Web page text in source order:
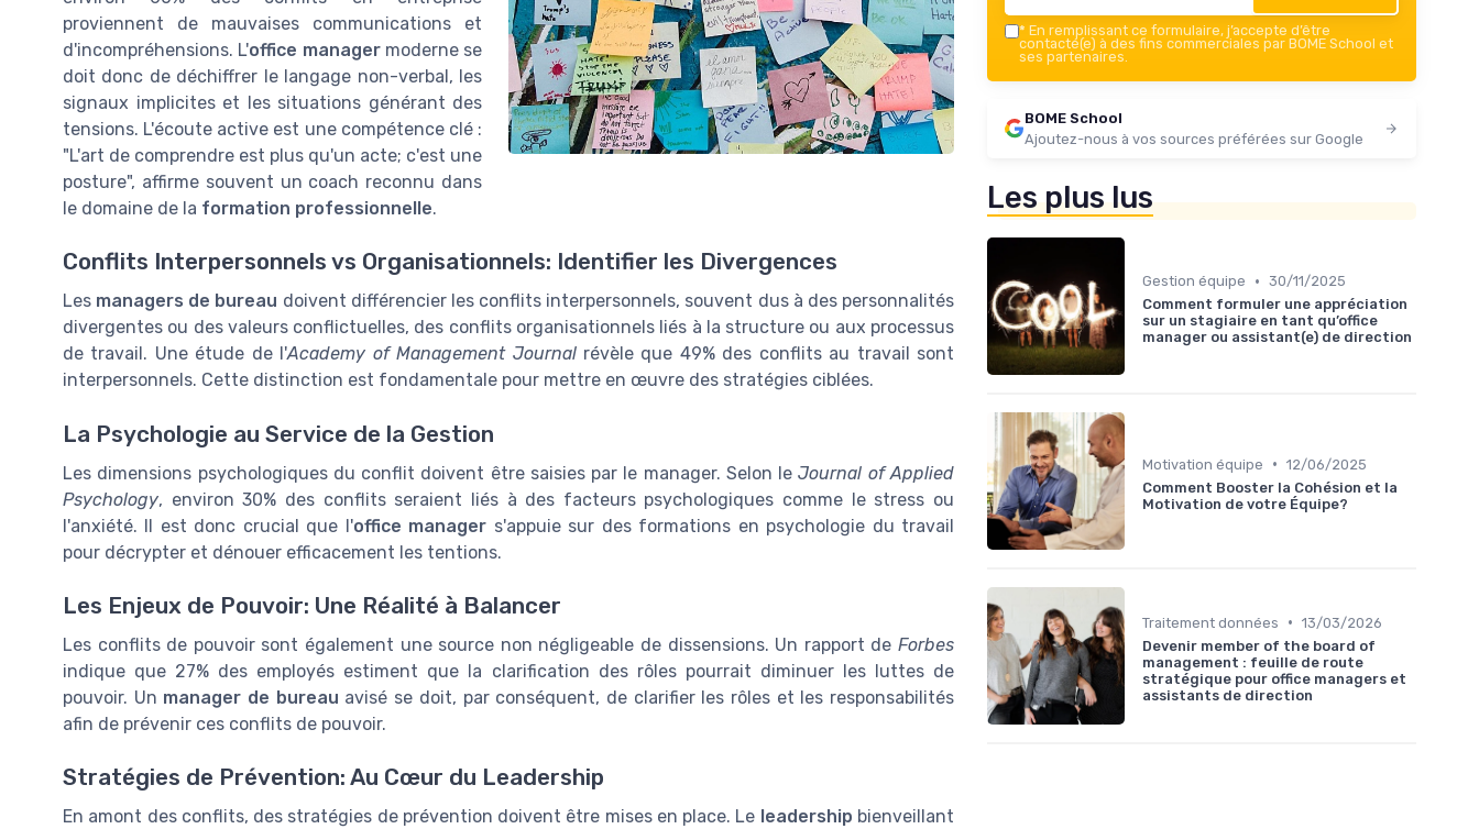
proviennent de mauvaises communications et
d'incompréhensions. L'office managermoderne se
doit donc de déchiffrer le langage non-verbal, les
signaux implicites et les situations générant des
tensions. L'écoute active est une compétence clé :
"L'art de comprendre est plus qu'un acte; c'est une
posture", affirme souvent un coach reconnu dans
le domaine de la formation professionnelle.
Conflits Interpersonnels vs Organisationnels: Identifier les Divergences
Les managers de bureau doivent différencier les conflits interpersonnels, souvent dus à des personnalités
divergentes ou des valeurs conflictuelles, des conflits organisationnels liés à la structure ou aux processus
de travail. Une étude de l'Academy of Management Journalrévèle que 49% des conflits au travail sont
interpersonnels. Cette distinction est fondamentale pour mettre en œuvre des stratégies ciblées.
La Psychologie au Service de la Gestion
Les dimensions psychologiques du conflit doivent être saisies par le manager. Selon leJournal of Applied
Psychology, environ 30% des conflits seraient liés à des facteurs psychologiques comme le stress ou
l'anxiété. Il est donc crucial que l'office manager s'appuie sur des formations en psychologie du travail
pour décrypter et dénouer efficacement les tentions.
Les Enjeux de Pouvoir: Une Réalité à Balancer
Les conflits de pouvoir sont également une source non négligeable de dissensions. Un rapport de Forbes
indique que 27% des employés estiment que la clarification des rôles pourrait diminuer les luttes de
pouvoir. Un manager de bureau avisé se doit, par conséquent, de clarifier les rôles et les responsabilités
afin de prévenir ces conflits de pouvoir.
Stratégies de Prévention: Au Cœur du Leadership
En amont des conflits, des stratégies de prévention doivent être mises en place. Le leadership bienveillant
* En remplissant ce formulaire, j’accepte d’être
contacté(e) à des fins commerciales par BOME School et
ses partenaires.
BOME School
Ajoutez-nous à vos sources préférées sur Google
Les plus lus
Gestion équipe • 30/11/2025
Comment formuler une appréciation
sur un stagiaire en tant qu’office
manager ou assistant(e) de direction
Motivation équipe • 12/06/2025
Comment Booster la Cohésion et la
Motivation de votre Équipe?
Traitement données • 13/03/2026
Devenir member of the board of
management : feuille de route
stratégique pour office managers et
assistants de direction